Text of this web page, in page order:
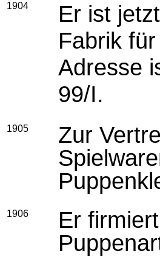
1904
Er ist
Fabrik
Adresse
99/I.
1905
Zur
1906
Er